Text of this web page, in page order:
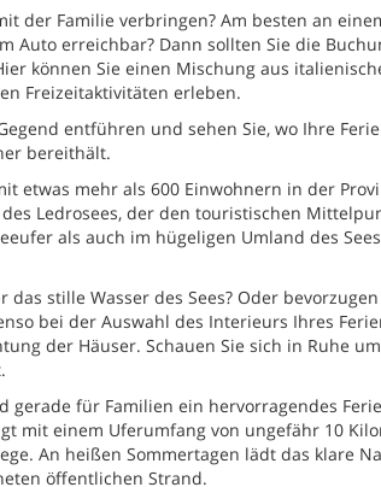
der Familie verbringen? Am besten an
erreichbar? Dann sollten Sie die
können Sie einen Mischung aus
Freizeitaktivitäten erleben.
entführen und sehen Sie, wo Ihre
bereithält.
etwas mehr als 600 Einwohnern in der
Ledrosees, der den touristischen
als auch im hügeligen Umland des
stille Wasser des Sees? Oder
bei der Auswahl des Interieurs Ihres
der Häuser. Schauen Sie sich in Ruhe
gerade für Familien ein hervorragendes
mit einem Uferumfang von ungefähr 10
An heißen Sommertagen lädt das klare
öffentlichen Strand.